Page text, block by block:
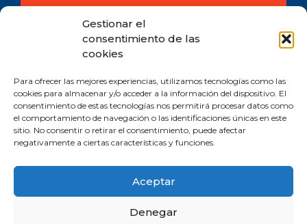
Gestionar el
consentimiento de las
cookies
Para ofrecer las mejores experiencias, utilizamos tecnologías como las
cookies para almacenar y/o acceder a la información del dispositivo. El
consentimiento de estas tecnologías nos permitirá procesar datos como
el comportamiento de navegación o las identificaciones únicas en este
sitio. No consentir o retirar el consentimiento, puede afectar
negativamente a ciertas características y funciones.
Aceptar
Denegar
Comprometida con los Objetivos de Desarrollo Sostenible (ODS). Reduzco la
huella de CO2 emitida por mis canales digitales.
Política de cookies
Manifiesto personal y profesional de la Inteligencia Artificial